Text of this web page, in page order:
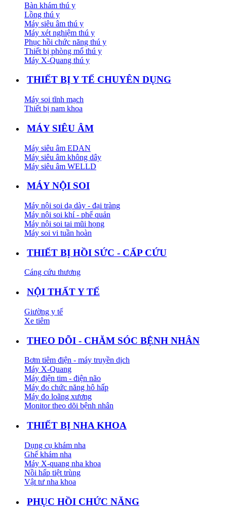
Bàn khám thú y
Lồng thú y
Máy siêu âm thú y
Máy xét nghiệm thú y
Phục hồi chức năng thú y
Thiết bị phòng mổ thú y
Máy X-Quang thú y
THIẾT BỊ Y TẾ CHUYÊN DỤNG
Máy soi tĩnh mạch
Thiết bị nam khoa
MÁY SIÊU ÂM
Máy siêu âm EDAN
Máy siêu âm không dây
Máy siêu âm WELLD
MÁY NỘI SOI
Máy nội soi dạ dày - đại tràng
Máy nội soi khí - phế quản
Máy nội soi tai mũi họng
Máy soi vi tuần hoàn
THIẾT BỊ HỒI SỨC - CẤP CỨU
Cáng cứu thương
NỘI THẤT Y TẾ
Giường y tế
Xe tiêm
THEO DÕI - CHĂM SÓC BỆNH NHÂN
Bơm tiêm điện - máy truyền dịch
Máy X-Quang
Máy điện tim - điện não
Máy đo chức năng hô hấp
Máy đo loãng xương
Monitor theo dõi bệnh nhân
THIẾT BỊ NHA KHOA
Dụng cụ khám nha
Ghế khám nha
Máy X-quang nha khoa
Nồi hấp tiệt trùng
Vật tư nha khoa
PHỤC HỒI CHỨC NĂNG